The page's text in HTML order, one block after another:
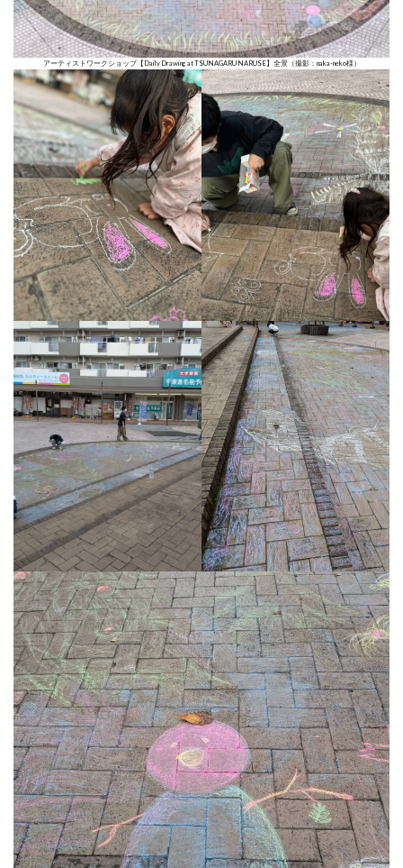
アーティストワークショップ【Daily Drawing at TSUNAGARU NARUSE】全景（撮影：naka-neko様）